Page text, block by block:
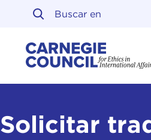
Ir al contenido
Solicitar